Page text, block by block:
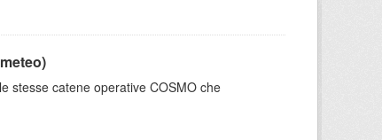
stesse catene operative COSMO che